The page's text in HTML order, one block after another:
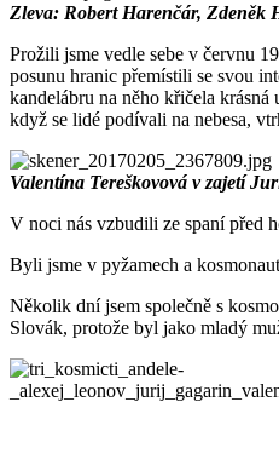
Zleva: Robert Harenčár, Zdeněk
Prožili jsme vedle sebe v červnu
posunu hranic přemístili se svou
kandelábru na něho křičela
když se lidé podívali na nebesa,
Valentína Tereškovová v zajetí
V noci nás vzbudili ze spaní před
Byli jsme v pyžamech a
Několik dní jsem společně s
Slovák, protože byl jako mladý